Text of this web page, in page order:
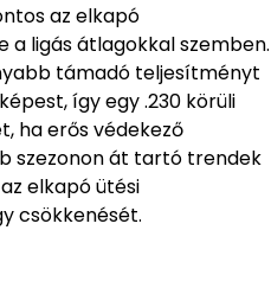
az elkapó
ligás átlagokkal szemben.
támadó teljesítményt
így egy .230 körüli
ha erős védekező
szezonon át tartó trendek
elkapó ütési
csökkenését.